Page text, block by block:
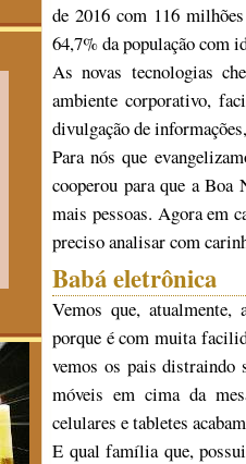
de 2016 com 116
64,7% da população com
As novas tecnologias
ambiente corporativo,
divulgação de
Para nós que
cooperou para que a Boa
mais pessoas. Agora em
preciso analisar com
Babá eletrônica
Vemos que, atualmente,
porque é com muita
vemos os pais distraindo
móveis em cima da
celulares e tabletes
E qual família que,